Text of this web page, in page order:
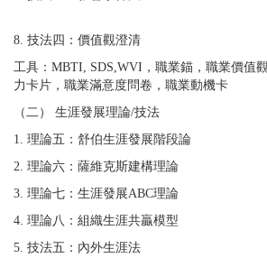
8. 技法四：價值觀澄清
工具：MBTI, SDS,WVI，職業錨，職業價值
力卡片，職業滿意度問卷，職業動機卡
（二） 生涯發展理論/技法
1. 理論五：舒伯生涯發展階段論
2. 理論六：薩維克斯建構理論
3. 理論七：生涯發展ABC理論
4. 理論八：組織生涯共贏模型
5. 技法五：內外生涯法